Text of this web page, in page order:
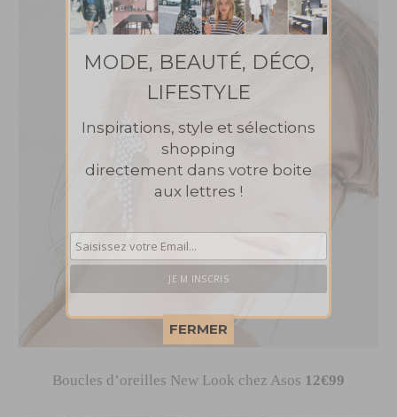
Boucles d’oreilles New Look chez Asos 12€99
This popup will close in:
MODE, BEAUTÉ, DÉCO,
LIFESTYLE
Inspirations, style et sélections
shopping
directement dans votre boite
aux lettres !
FERMER